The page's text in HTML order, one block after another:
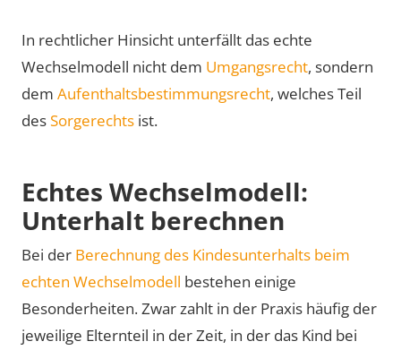
In rechtlicher Hinsicht unterfällt das echte
Wechselmodell nicht dem Umgangsrecht, sondern
dem Aufenthaltsbestimmungsrecht, welches Teil
desSorgerechts ist.
Echtes Wechselmodell:
Unterhalt berechnen
Bei der Berechnung des Kindesunterhalts beim
echten Wechselmodell bestehen einige
Besonderheiten. Zwar zahlt in der Praxis häufig der
jeweilige Elternteil in der Zeit, in der das Kind bei